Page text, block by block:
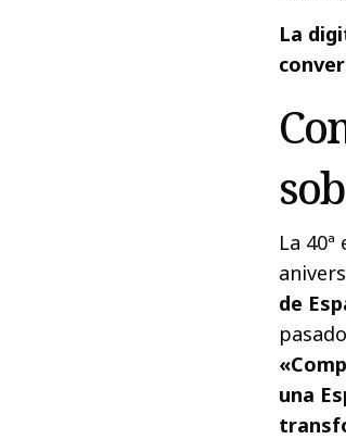
La
La
de
una